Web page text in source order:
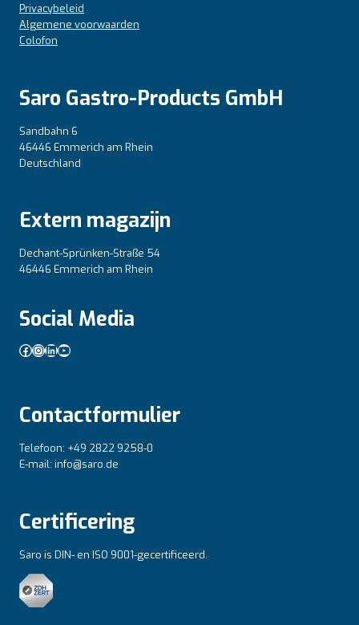
Privacybeleid
Algemene voorwaarden
Colofon
Saro Gastro-Products GmbH
Sandbahn 6
46446 Emmerich am Rhein
Deutschland
Extern magazijn
Dechant-Sprünken-Straße 54
46446 Emmerich am Rhein
Social Media
Facebook
Instagram
LinkedIn
YouTube
Contactformulier
Telefoon: +49 2822 9258-0
E-mail: info@saro.de
Certificering
Saro is DIN- en ISO 9001-gecertificeerd.